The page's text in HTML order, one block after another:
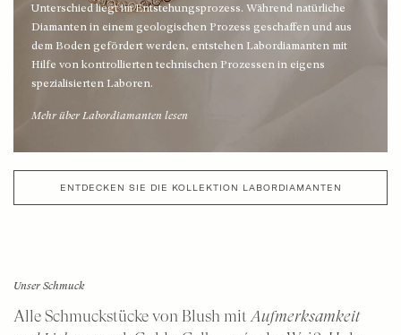
Roségoldene Ohrringe
Bicolor-Ohrringe
Unterschied liegt im Entstehungsprozess. Während natürliche
Diamanten in einem geologischen Prozess geschaffen und aus
dem Boden gefördert werden, entstehen Labordiamanten mit
Hilfe von kontrollierten technischen Prozessen in eigens
spezialisierten Laboren.
Mehr über Labordiamanten lesen
ENTDECKEN SIE DIE KOLLEKTION LABORDIAMANTEN
Unser Schmuck
Alle Schmuckstücke von Blush mit Aufmerksamkeit